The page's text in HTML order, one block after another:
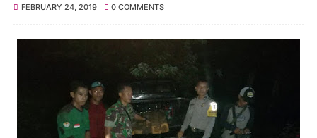
FEBRUARY 24, 2019 0 COMMENTS